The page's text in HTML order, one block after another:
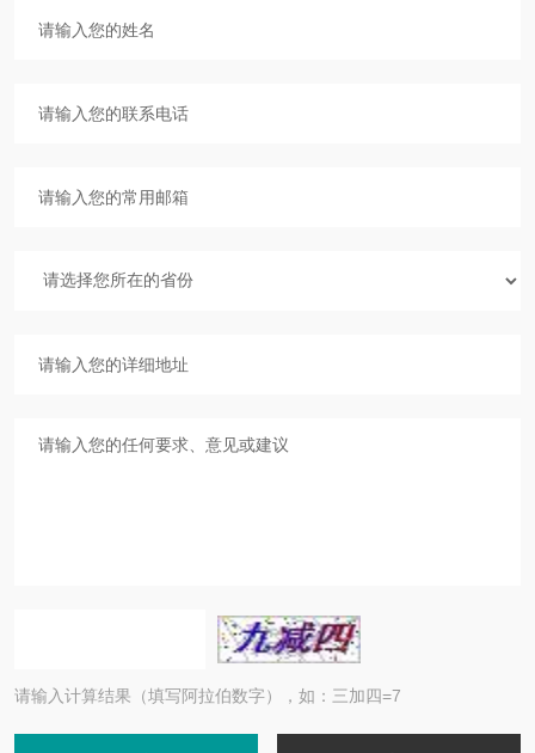
请输入计算结果（填写阿拉伯数字），如：三加四=7